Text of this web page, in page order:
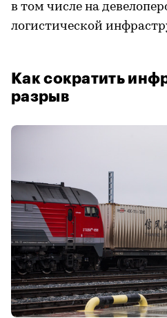
в том числе на
логистической
Как сократить
разрыв